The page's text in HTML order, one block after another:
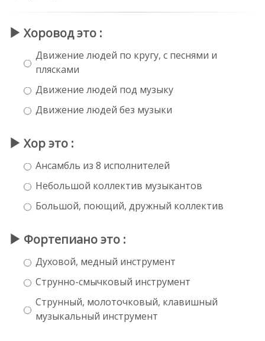
Хоровод это :
Движение людей по кругу, с песнями и
плясками
Движение людей под музыку
Движение людей без музыки
Хор это :
Ансамбль из 8 исполнителей
Небольшой коллектив музыкантов
Большой, поющий, дружный коллектив
Фортепиано это :
Духовой, медный инструмент
Струнно-смычковый инструмент
Струнный, молоточковый, клавишный
музыкальный инструмент